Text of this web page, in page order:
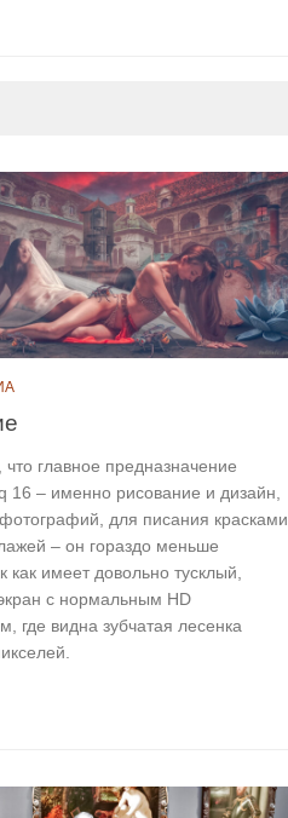
что главное предназначение
16 – именно рисование и дизайн,
для писания красками
– он гораздо меньше
как имеет довольно тусклый,
с нормальным HD
где видна зубчатая лесенка